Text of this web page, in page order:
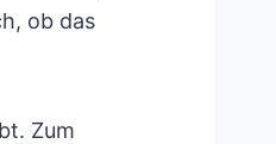
ob das
Zum